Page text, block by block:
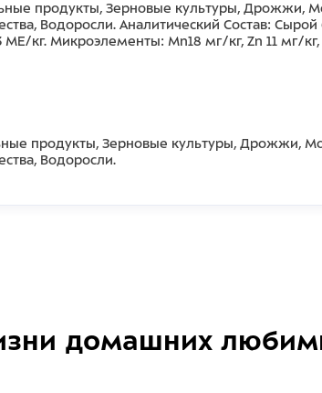
продукты, Зерновые культуры, Дрожжи,
Водоросли. Аналитический Состав: Сырой
кг. Микроэлементы: Mn18 мг/кг, Zn 11 мг/кг,
продукты, Зерновые культуры, Дрожжи,
Водоросли.
домашних